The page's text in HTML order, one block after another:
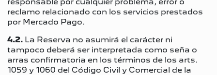
reclamo relacionado con los servicios prestados
por Mercado Pago.
4.2. La Reserva no asumirá el carácter ni
tampoco deberá ser interpretada como seña o
arras confirmatoria en los términos de los arts.
1059 y 1060 del Código Civil y Comercial de la